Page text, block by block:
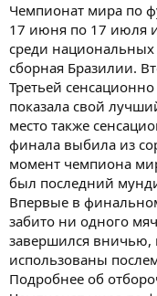
Чемпионат мира по
17 июня по 17 июля
среди
сборная Бразилии.
Третьей
показала свой
место также
финала выбила из
момент чемпиона
был последний
Впервые в
забито ни одного
завершился вничью,
использованы
Подробнее об